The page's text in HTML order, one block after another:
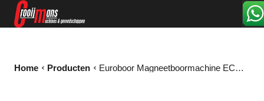
Home Producten Euroboor Magneetboormachine ECO.36